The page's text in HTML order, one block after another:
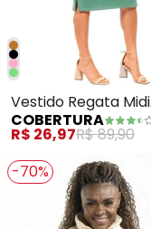
Vestido Regata Midi
Básico Verde
COBERTURA
R$ 26,97R$ 89,90
-70%